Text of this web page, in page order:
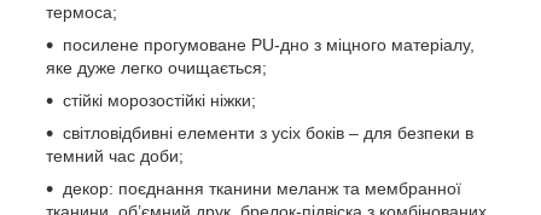
термоса;
посилене прогумоване PU-дно з міцного матеріалу,
яке дуже легко очищається;
стійкі морозостійкі ніжки;
світловідбивні елементи з усіх боків – для безпеки в
темний час доби;
декор: поєднання тканини меланж та мембранної
тканини, об’ємний друк, брелок-підвіска з комбінованих